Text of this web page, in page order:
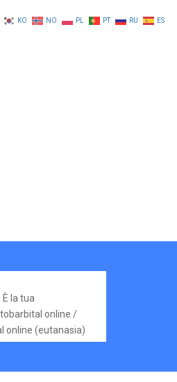
la tua
online /
online (eutanasia)
KO NO PL PT RU ES